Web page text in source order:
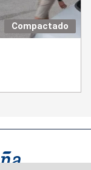
Compactado